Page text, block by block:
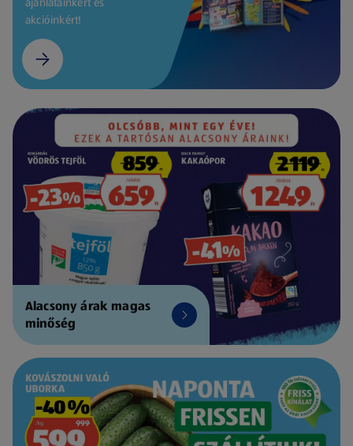
akcióinkért!
Alacsony árak magas
minőség